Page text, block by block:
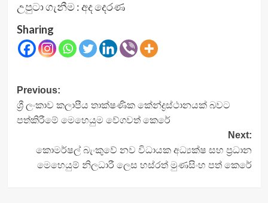
උපුටා ගැනීම : අද දෙරණ
Sharing
Post
navigation
Previous:
ශ්‍රී ලංකාව කලාපීය තාක්ෂණික කේන්ද්‍රස්ථානයක් බවට
පත්කිරීමේ මෙහෙයුම වේගවත් කෙරේ
Next:
කොමර්ෂල් බැංකුවේ නව විධායක අධ්‍යක්ෂ සහ ප්‍රධාන
මෙහෙයුම් නිලධාරී ලෙස හස්රත් මුණසිංහ පත් කෙරේ